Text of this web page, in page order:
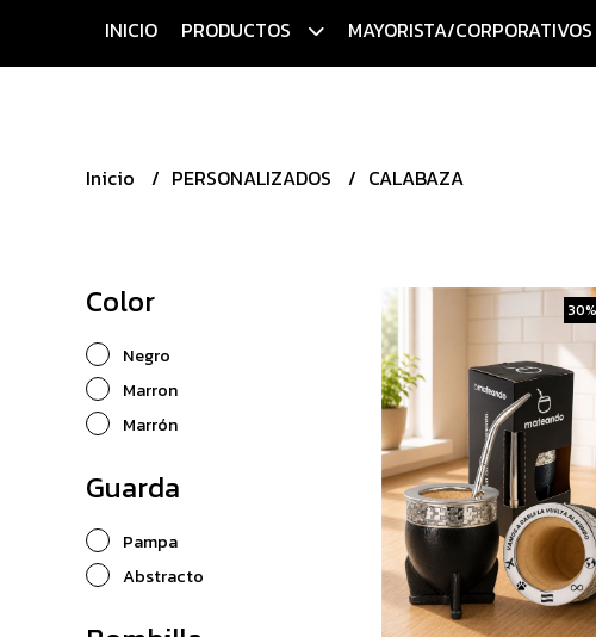
INICIO PRODUCTOS MAYORISTA/CORPORATIVOS
Inicio PERSONALIZADOS CALABAZA
Color
Negro
Marron
Marrón
Guarda
Pampa
Abstracto